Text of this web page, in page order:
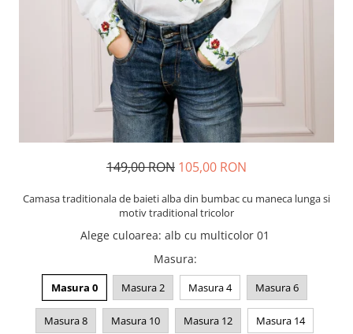
149,00 RON 105,00 RON
Camasa traditionala de baieti alba din bumbac cu maneca lunga si
motiv traditional tricolor
Alege culoarea: alb cu multicolor 01
Masura:
Masura 0 Masura 2 Masura 4 Masura 6
Masura 8 Masura 10 Masura 12 Masura 14